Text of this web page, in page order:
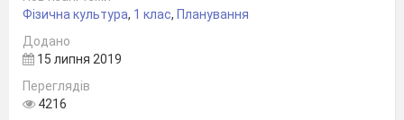
6.
Організовуючі вправи. Комплекс
гімнастики. Різновиди ходьби та
бігу. Стрибки зі скакалкою.
Фізична культура, 1 клас, Планування
Додано
15 липня 2019
Переглядів
4216